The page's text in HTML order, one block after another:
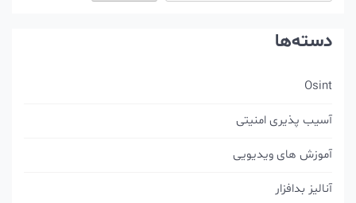
دسته‌ها
Osint
آسیب پذیری امنیتی
آموزش های ویدیویی
آنالیز بدافزار